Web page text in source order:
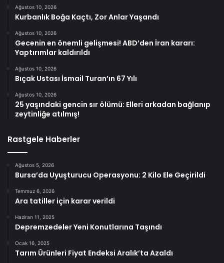
Ağustos 10, 2026
Kurbanlık Boğa Kaçtı, Zor Anlar Yaşandı
Ağustos 10, 2026
Gecenin en önemli gelişmesi! ABD’den İran kararı:
Yaptırımlar kaldırıldı
Ağustos 10, 2026
Bıçak Ustası İsmail Turan’ın 67 Yılı
Ağustos 10, 2026
25 yaşındaki gencin sır ölümü: Elleri arkadan bağlanıp
zeytinliğe atılmış!
Rastgele Haberler
Ağustos 5, 2026
Bursa’da Uyuşturucu Operasyonu: 2 Kilo Ele Geçirildi
Temmuz 6, 2026
Ara tatiller için karar verildi
Haziran 11, 2025
Depremzedeler Yeni Konutlarına Taşındı
Ocak 16, 2025
Tarım Ürünleri Fiyat Endeksi Aralık’ta Azaldı